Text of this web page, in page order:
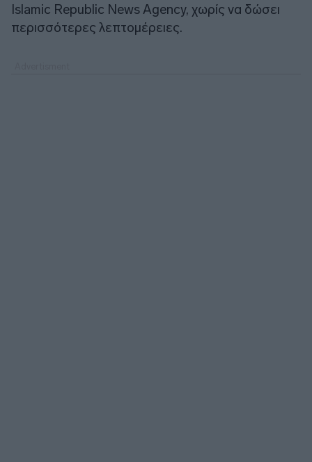
Islamic Republic News Agency, χωρίς να δώσει
περισσότερες λεπτομέρειες.